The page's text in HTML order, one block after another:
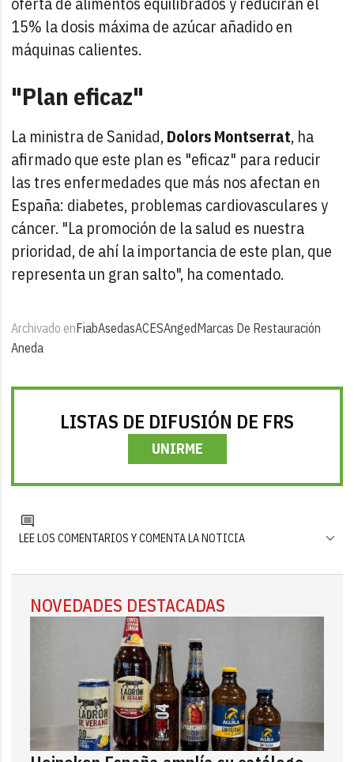
15% la dosis máxima de azúcar añadido en
máquinas calientes.
"Plan eficaz"
La ministra de Sanidad,Dolors Montserrat, ha
afirmado que este plan es "eficaz" para reducir
las tres enfermedades que más nos afectan en
España: diabetes, problemas cardiovasculares y
cáncer. "La promoción de la salud es nuestra
prioridad, de ahí la importancia de este plan, que
representa un gran salto", ha comentado.
Archivado enFiabAsedasACESAngedMarcas De Restauración
Aneda
LISTAS DE DIFUSIÓN DE FRS
UNIRME
LEE LOS COMENTARIOS Y COMENTA LA NOTICIA
NOVEDADES DESTACADAS